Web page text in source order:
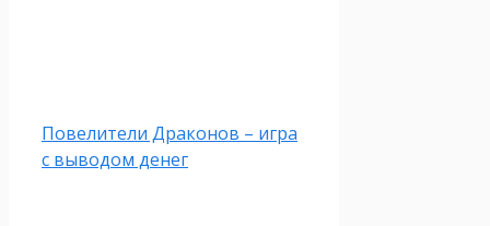
Повелители Драконов – игра
с выводом денег